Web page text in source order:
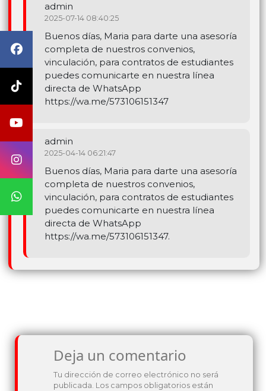
admin
2025-07-14 08:40:25
Buenos días, Maria para darte una asesoría
completa de nuestros convenios,
vinculación, para contratos de estudiantes
puedes comunicarte en nuestra línea
directa de WhatsApp
https://wa.me/573106151347
admin
2025-04-14 06:21:47
Buenos días, Maria para darte una asesoría
completa de nuestros convenios,
vinculación, para contratos de estudiantes
puedes comunicarte en nuestra línea
directa de WhatsApp
https://wa.me/573106151347.
Deja un comentario
Tu dirección de correo electrónico no será
publicada. Los campos obligatorios están